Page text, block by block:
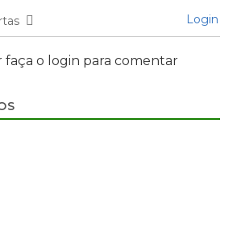
Login
faça o login para comentar